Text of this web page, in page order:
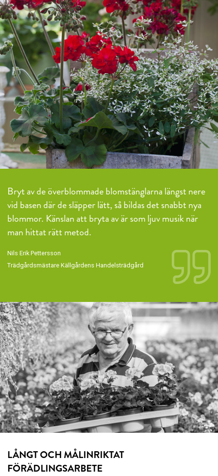
Bryt av de överblommade blomstänglarna längst nere
vid basen där de släpper lätt, så bildas det snabbt nya
blommor. Känslan att bryta av är som ljuv musik när
man hittat rätt metod.
Nils Erik Pettersson
Trädgårdsmästare Källgårdens Handelsträdgård
LÅNGT OCH MÅLINRIKTAT
FÖRÄDLINGSARBETE